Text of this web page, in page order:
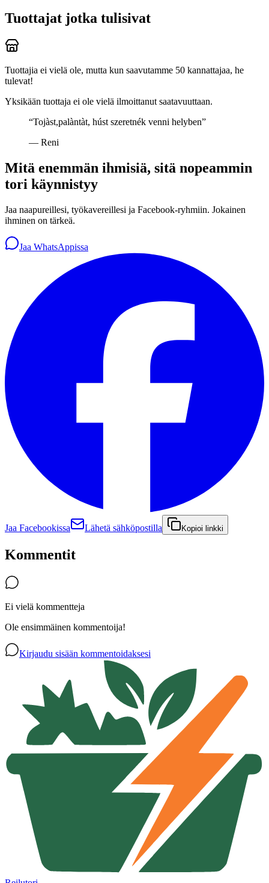
Tuottajat jotka tulisivat
Tuottajia ei vielä ole, mutta kun saavutamme 50 kannattajaa, he
tulevat!
Yksikään tuottaja ei ole vielä ilmoittanut saatavuuttaan.
“Tojàst,palàntàt, húst szeretnék venni helyben”
— Reni
Mitä enemmän ihmisiä, sitä nopeammin
tori käynnistyy
Jaa naapureillesi, työkavereillesi ja Facebook-ryhmiin. Jokainen
ihminen on tärkeä.
Jaa WhatsAppissa
Jaa Facebookissa Lähetä sähköpostilla Kopioi linkki
Kommentit
Ei vielä kommentteja
Ole ensimmäinen kommentoija!
Kirjaudu sisään kommentoidaksesi